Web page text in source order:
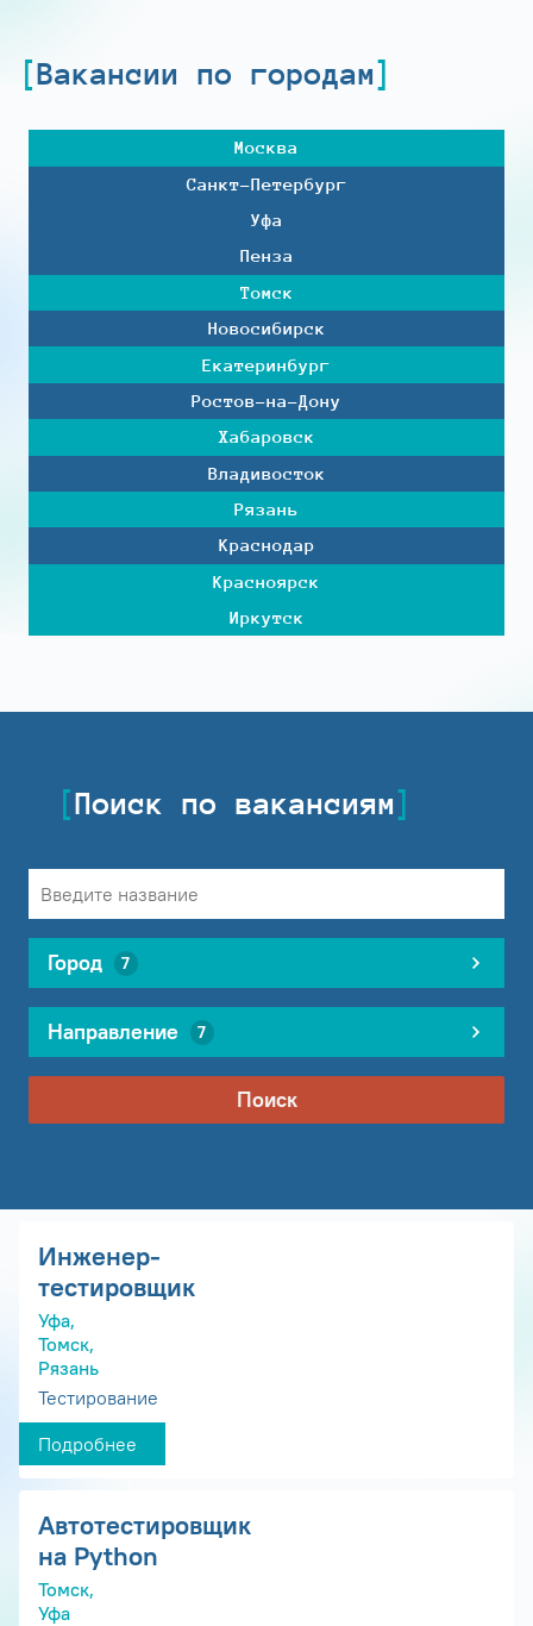
Вакансии по городам
Москва
Санкт-Петербург
Уфа
Пенза
Томск
Новосибирск
Екатеринбург
Ростов-на-Дону
Хабаровск
Владивосток
Рязань
Краснодар
Красноярск
Иркутск
Поиск по вакансиям
Город 7
Направление 7
Поиск
Инженер-
тестировщик
Уфа,
Томск,
Рязань
Тестирование
Подробнее
Автотестировщик
на Python
Томск,
Уфа